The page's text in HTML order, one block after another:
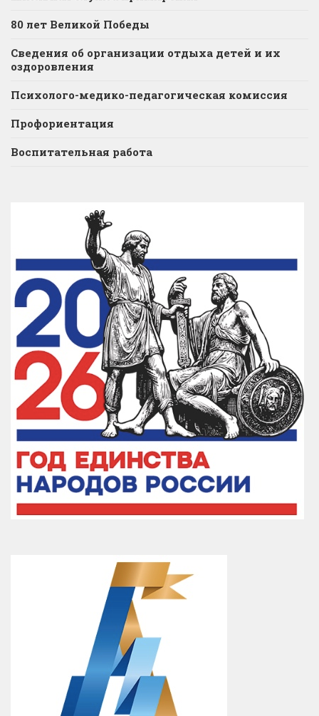
80 лет Великой Победы
Сведения об организации отдыха детей и их
оздоровления
Психолого-медико-педагогическая комиссия
Профориентация
Воспитательная работа